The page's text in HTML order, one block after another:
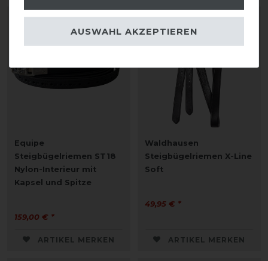
Equipe
Steigbügelriemen ST18
Nylon-Interieur mit
Kapsel und Spitze
159,00 € *
ARTIKEL MERKEN
Waldhausen
Steigbügelriemen X-Line
Soft
49,95 € *
ARTIKEL MERKEN
AUSWAHL AKZEPTIEREN